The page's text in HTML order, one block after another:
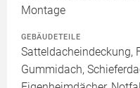
Montage
GEBÄUDETEILE
Satteldacheindeckung,
Gummidach,